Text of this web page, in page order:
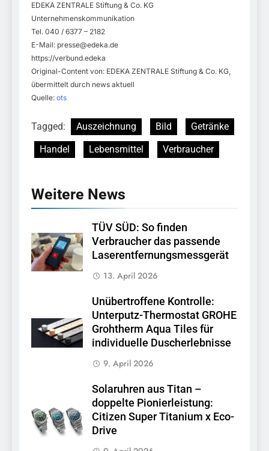
EDEKA ZENTRALE Stiftung & Co. KG
Unternehmenskommunikation
Tel. 040 / 6377 – 2182
E-Mail: presse@edeka.de
https://verbund.edeka
Original-Content von: EDEKA ZENTRALE Stiftung & Co. KG,
übermittelt durch news aktuell
Quelle: ots
Tagged: Auszeichnung Bild
Getränke
Handel
Lebensmittel Verbraucher
Weitere News
TÜV SÜD: So finden
Verbraucher das passende
Laserentfernungsmessgerät
13. April 2026
Unübertroffene Kontrolle:
Unterputz-Thermostat GROHE
Grohtherm Aqua Tiles für
individuelle Duscherlebnisse
9. April 2026
Solaruhren aus Titan –
doppelte Pionierleistung:
Citizen Super Titanium x Eco-
Drive